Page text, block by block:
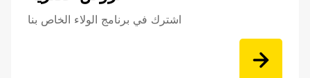
اشترك في برنامج الولاء الخاص بنا